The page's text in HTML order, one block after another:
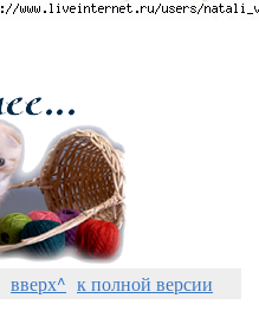
вверх^ к полной версии